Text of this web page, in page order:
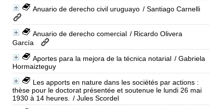
Anuario de derecho civil uruguayo / Santiago Carnelli
Anuario de derecho comercial / Ricardo Olivera
García
Aportes para la mejora de la técnica notarial / Gabriela
Hormaizteguy
Les apports en nature dans les sociétés par actions :
thèse pour le doctorat présentée et soutenue le lundi 26 mai
1930 à 14 heures.
/ Jules Scordel